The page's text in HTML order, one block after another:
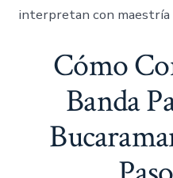
interpretan con maestría
Cómo
Banda